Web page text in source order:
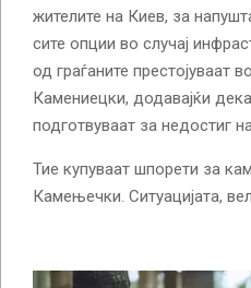
жителите на Киев, за
сите опции во случај
од граѓаните престојуваат
Камениецки, додавајќи
подготвуваат за недостиг на
Тие купуваат шпорети за
Камењечки. Ситуацијата,